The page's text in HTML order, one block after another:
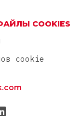
COOKIES
cookie